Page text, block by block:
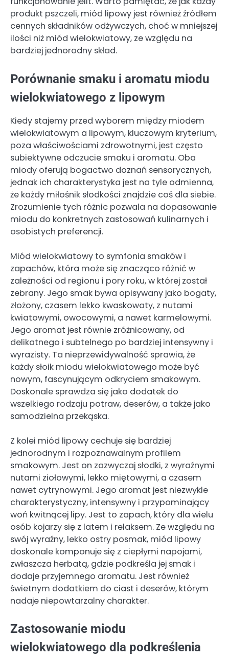
produkt pszczeli, miód lipowy jest również źródłem
cennych składników odżywczych, choć w mniejszej
ilości niż miód wielokwiatowy, ze względu na
bardziej jednorodny skład.
Porównanie smaku i aromatu miodu
wielokwiatowego z lipowym
Kiedy stajemy przed wyborem między miodem
wielokwiatowym a lipowym, kluczowym kryterium,
poza właściwościami zdrowotnymi, jest często
subiektywne odczucie smaku i aromatu. Oba
miody oferują bogactwo doznań sensorycznych,
jednak ich charakterystyka jest na tyle odmienna,
że każdy miłośnik słodkości znajdzie coś dla siebie.
Zrozumienie tych różnic pozwala na dopasowanie
miodu do konkretnych zastosowań kulinarnych i
osobistych preferencji.
Miód wielokwiatowy to symfonia smaków i
zapachów, która może się znacząco różnić w
zależności od regionu i pory roku, w której został
zebrany. Jego smak bywa opisywany jako bogaty,
złożony, czasem lekko kwaskowaty, z nutami
kwiatowymi, owocowymi, a nawet karmelowymi.
Jego aromat jest równie zróżnicowany, od
delikatnego i subtelnego po bardziej intensywny i
wyrazisty. Ta nieprzewidywalność sprawia, że
każdy słoik miodu wielokwiatowego może być
nowym, fascynującym odkryciem smakowym.
Doskonale sprawdza się jako dodatek do
wszelkiego rodzaju potraw, deserów, a także jako
samodzielna przekąska.
Z kolei miód lipowy cechuje się bardziej
jednorodnym i rozpoznawalnym profilem
smakowym. Jest on zazwyczaj słodki, z wyraźnymi
nutami ziołowymi, lekko miętowymi, a czasem
nawet cytrynowymi. Jego aromat jest niezwykle
charakterystyczny, intensywny i przypominający
woń kwitnącej lipy. Jest to zapach, który dla wielu
osób kojarzy się z latem i relaksem. Ze względu na
swój wyraźny, lekko ostry posmak, miód lipowy
doskonale komponuje się z ciepłymi napojami,
zwłaszcza herbatą, gdzie podkreśla jej smak i
dodaje przyjemnego aromatu. Jest również
świetnym dodatkiem do ciast i deserów, którym
nadaje niepowtarzalny charakter.
Zastosowanie miodu
wielokwiatowego dla podkreślenia